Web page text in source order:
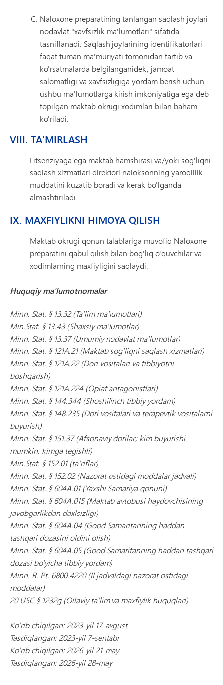
Naloxone preparatining tanlangan saqlash joylari
nodavlat "xavfsizlik ma'lumotlari" sifatida
tasniflanadi. Saqlash joylarining identifikatorlari
faqat tuman ma'muriyati tomonidan tartib va ​​
ko'rsatmalarda belgilanganidek, jamoat
salomatligi va xavfsizligiga yordam berish uchun
ushbu ma'lumotlarga kirish imkoniyatiga ega deb
topilgan maktab okrugi xodimlari bilan baham
ko'riladi.
VIII. TA'MIRLASH
Litsenziyaga ega maktab hamshirasi va/yoki sog'liqni
saqlash xizmatlari direktori naloksonning yaroqlilik
muddatini kuzatib boradi va kerak bo'lganda
almashtiriladi.
IX. MAXFIYLIKNI HIMOYA QILISH
Maktab okrugi qonun talablariga muvofiq Naloxone
preparatini qabul qilish bilan bog'liq o'quvchilar va
xodimlarning maxfiyligini saqlaydi.
Huquqiy ma'lumotnomalar
Minn. Stat. § 13.32 (Ta'lim ma'lumotlari)
Min.Stat. § 13.43 (Shaxsiy ma'lumotlar)
Minn. Stat. § 13.37 (Umumiy nodavlat ma'lumotlar)
Minn. Stat. § 121A.21 (Maktab sog'liqni saqlash xizmatlari)
Minn. Stat. § 121A.22 (Dori vositalari va tibbiyotni
boshqarish)
Minn. Stat. § 121A.224 (Opiat antagonistlari)
Minn. Stat. § 144.344 (Shoshilinch tibbiy yordam)
Minn. Stat. § 148.235 (Dori vositalari va terapevtik vositalarni
buyurish)
Minn. Stat. § 151.37 (Afsonaviy dorilar; kim buyurishi
mumkin, kimga tegishli)
Min.Stat. § 152.01 (ta'riflar)
Minn. Stat. § 152.02 (Nazorat ostidagi moddalar jadvali)
Minn. Stat. § 604A.01 (Yaxshi Samariya qonuni)
Minn. Stat. § 604A.015 (Maktab avtobusi haydovchisining
javobgarlikdan daxlsizligi)
Minn. Stat. § 604A.04 (Good Samaritanning haddan
tashqari dozasini oldini olish)
Minn. Stat. § 604A.05 (Good Samaritanning haddan tashqari
dozasi bo'yicha tibbiy yordam)
Minn. R. Pt. 6800.4220 (II jadvaldagi nazorat ostidagi
moddalar)
20 USC § 1232g (Oilaviy ta'lim va maxfiylik huquqlari)
Ko'rib chiqilgan: 2023-yil 17-avgust
Tasdiqlangan: 2023-yil 7-sentabr
Ko'rib chiqilgan: 2026-yil 21-may
Tasdiqlangan: 2026-yil 28-may